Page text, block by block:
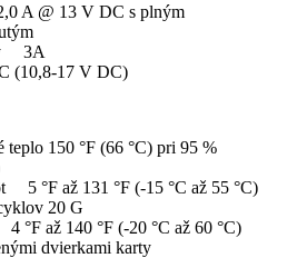
A @ 13 V DC s plným
3A
(10,8-17 V DC)
150 °F (66 °C) pri 95 %
5 °F až 131 °F (-15 °C až 55 °C)
20 G
°F až 140 °F (-20 °C až 60 °C)
dvierkami karty